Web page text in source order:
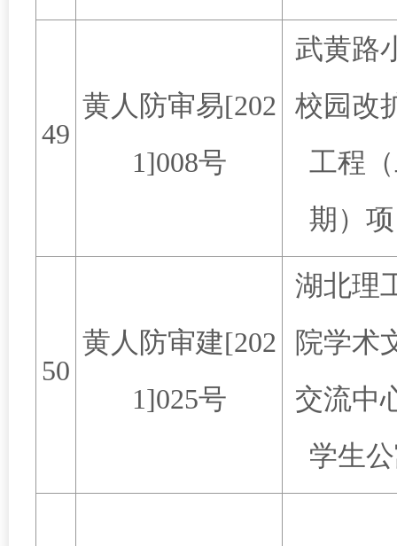
49
黄人防审易[202
1]008号
武黄路
校园改
工程
期）
50
黄人防审建[202
1]025号
湖北理
院学术
交流中
学生